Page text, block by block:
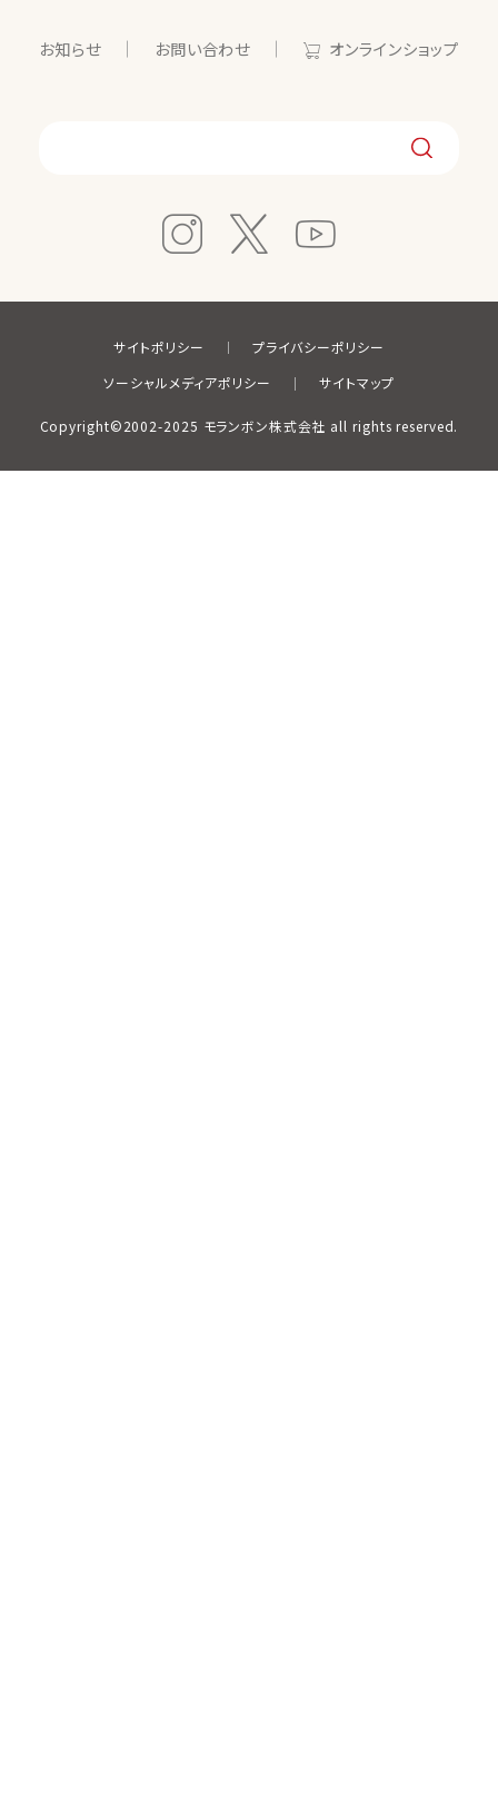
お知らせ お問い合わせ オンラインショップ
Copyright©2002-2025 モランボン株式会社 all rights reserved.
サイトポリシー
プライバシーポリシー
ソーシャルメディアポリシー
サイトマップ